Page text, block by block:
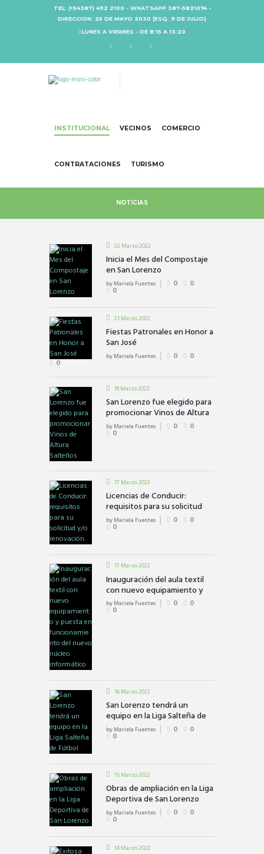
TEL: (+54387) 492 2100 - WHATSAPP 387-5821074 -
DIRECCION: 25 DE MAYO 2030 (ESQ. 9 DE JULIO)
LUNES A VIERNES - DE 8:15 A 13:20
INSTITUCIONAL VECINOS COMERCIO
CONTRATACIONES TURISMO
NOTICIAS
22 Marzo 2022
Inicia el Mes del Compostaje
en San Lorenzo
byMariela Fuentes 0
0
0
21 Marzo 2022
Fiestas Patronales en Honor a
San José
byMariela Fuentes 0
0
0
18 Marzo 2022
San Lorenzo fue elegido para
promocionar Vinos de Altura
Salteños
byMariela Fuentes 0
0
0
17 Marzo 2022
Licencias de Conducir:
requisitos para su solicitud
y/o renovación.
byMariela Fuentes 0
0
0
17 Marzo 2022
Inauguración del aula textil
con nuevo equipamiento y
puesta en funcionamiento
del nuevo núcleo informático
byMariela Fuentes 0
0
0
16 Marzo 2022
San Lorenzo tendrá un
equipo en la Liga Salteña de
Fútbol
byMariela Fuentes 0
0
0
15 Marzo 2022
Obras de ampliación en la Liga
Deportiva de San Lorenzo
byMariela Fuentes 0
0
0
14 Marzo 2022